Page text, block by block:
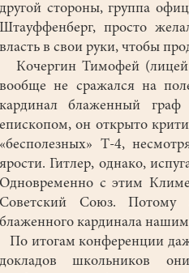
другой стороны, группа
Штауффенберг, просто
власть в свои руки, чтобы
Кочергин Тимофей (лицей
вообще не сражался на
кардинал блаженный
епископом, он открыто
«бесполезных» Т-4,
ярости. Гитлер, однако,
Одновременно с этим
Советский Союз.
блаженного кардинала нашим
По итогам конференции
докладов школьников